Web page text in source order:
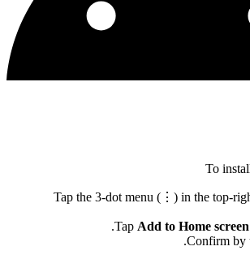
To
Tap the 3-dot menu (⋮) in the top-
Tap Add to Home screen
.
Confirm by
.